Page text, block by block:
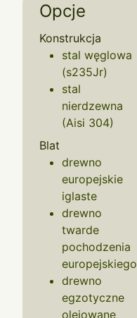
Opcje
Konstrukcja
stal węglowa
(s235Jr)
stal
nierdzewna
(Aisi 304)
Blat
drewno
europejskie
iglaste
drewno
twarde
pochodzenia
europejskiego
drewno
egzotyczne
olejowane